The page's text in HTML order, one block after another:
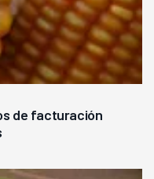
de facturación